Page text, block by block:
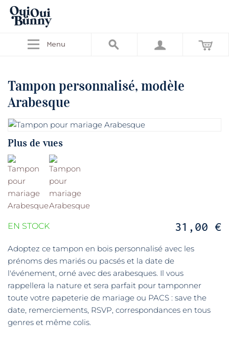
Menu
Tampon personnalisé, modèle
Arabesque
Plus de vues
31,00 €
EN STOCK
Adoptez ce tampon en bois personnalisé avec les
prénoms des mariés ou pacsés et la date de
l'événement, orné avec des arabesques. Il vous
rappellera la nature et sera parfait pour tamponner
toute votre papeterie de mariage ou PACS : save the
date, remerciements, RSVP, correspondances en tous
genres et même colis.